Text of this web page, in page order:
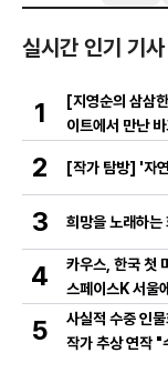
실시간 인기 기사
1
[지영순의 삼삼
이트에서 만난 바
2 [작가 탐방] '자
3 희망을 노래하는
4
카우스, 한국 첫
스페이스K 서울
5
사실적 수중 인
작가 추상 연작 "